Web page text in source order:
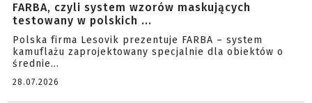
FARBA, czyli system wzorów maskujących
testowany w polskich ...
Polska firma Lesovik prezentuje FARBA – system
kamuflażu zaprojektowany specjalnie dla obiektów o
średnie...
28.07.2026